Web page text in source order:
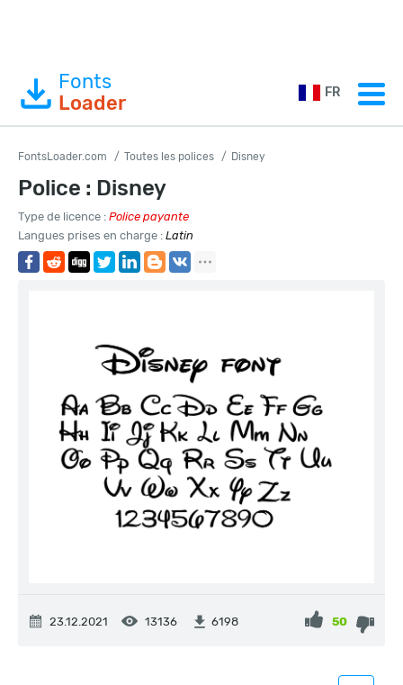
Fonts
Loader
FR
FontsLoader.com Toutes les polices Disney
Police : Disney
Type de licence : Police payante
Langues prises en charge : Latin
23.12.2021 13136 6198 50